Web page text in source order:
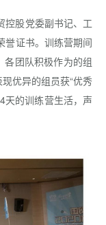
控股党委副书记、工
誉证书。训练营期间
各团队积极作为的组
优异的组员获“优秀
天的训练营生活，声